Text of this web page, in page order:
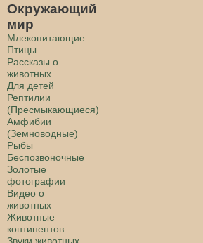
Окружающий
мир
Млекопитающие
Птицы
Рассказы о
животных
Для детей
Рептилии
(Пресмыкающиеся)
Амфибии
(Земноводные)
Рыбы
Беспозвоночные
Золотые
фотографии
Видео о
животных
Животные
континентов
Звуки животных